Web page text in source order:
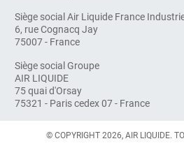
Siège social Air Liquide France
6, rue Cognacq Jay
75007 - France
Siège social Groupe
AIR LIQUIDE
75 quai d'Orsay
75321 - Paris cedex 07 - France
© COPYRIGHT 2026, AIR LIQUIDE.